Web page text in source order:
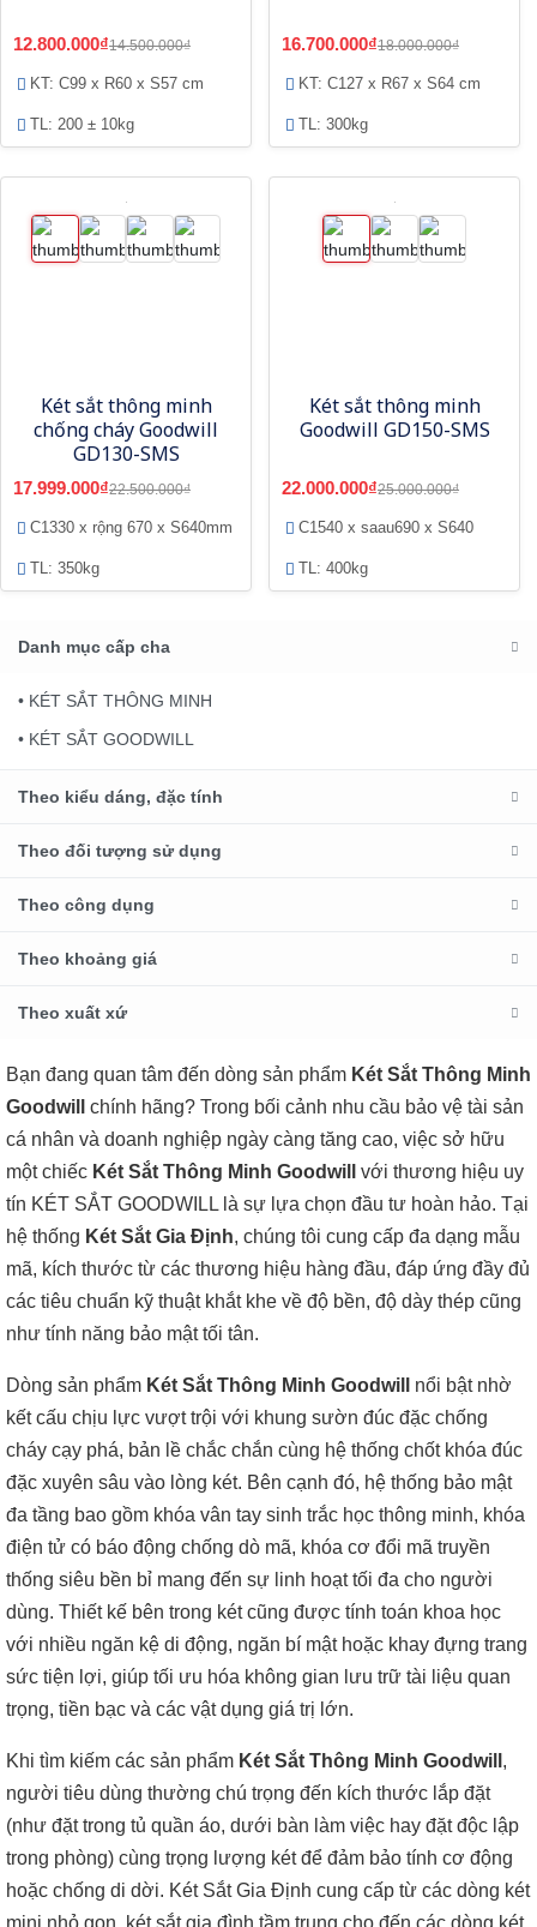
12.800.000₫14.500.000₫
KT: C99 x R60 x S57 cm
TL: 200 ± 10kg
16.700.000₫18.000.000₫
KT: C127 x R67 x S64 cm
TL: 300kg
Két sắt thông minh
chống cháy Goodwill
GD130-SMS
17.999.000₫22.500.000₫
C1330 x rộng 670 x S640mm
TL: 350kg
Két sắt thông minh
Goodwill GD150-SMS
22.000.000₫25.000.000₫
C1540 x saau690 x S640
TL: 400kg
Danh mục cấp cha
• KÉT SẮT THÔNG MINH
• KÉT SẮT GOODWILL
Theo kiểu dáng, đặc tính
Theo đối tượng sử dụng
Theo công dụng
Theo khoảng giá
Theo xuất xứ
Bạn đang quan tâm đến dòng sản phẩm Két Sắt Thông Minh
Goodwill
chính hãng? Trong bối cảnh nhu cầu bảo vệ tài sản
cá nhân và doanh nghiệp ngày càng tăng cao, việc sở hữu
một chiếc Két Sắt Thông Minh Goodwill
với thương hiệu uy
tín KÉT SẮT GOODWILL là sự lựa chọn đầu tư hoàn hảo. Tại
hệ thống Két Sắt Gia Định, chúng tôi cung cấp đa dạng mẫu
mã, kích thước từ các thương hiệu hàng đầu, đáp ứng đầy đủ
các tiêu chuẩn kỹ thuật khắt khe về độ bền, độ dày thép cũng
như tính năng bảo mật tối tân.
Dòng sản phẩm Két Sắt Thông Minh Goodwill
nổi bật nhờ
kết cấu chịu lực vượt trội với khung sườn đúc đặc chống
cháy cạy phá, bản lề chắc chắn cùng hệ thống chốt khóa đúc
đặc xuyên sâu vào lòng két. Bên cạnh đó, hệ thống bảo mật
đa tầng bao gồm khóa vân tay sinh trắc học thông minh, khóa
điện tử có báo động chống dò mã, khóa cơ đổi mã truyền
thống siêu bền bỉ mang đến sự linh hoạt tối đa cho người
dùng. Thiết kế bên trong két cũng được tính toán khoa học
với nhiều ngăn kệ di động, ngăn bí mật hoặc khay đựng trang
sức tiện lợi, giúp tối ưu hóa không gian lưu trữ tài liệu quan
trọng, tiền bạc và các vật dụng giá trị lớn.
Khi tìm kiếm các sản phẩm Két Sắt Thông Minh Goodwill ,
người tiêu dùng thường chú trọng đến kích thước lắp đặt
(như đặt trong tủ quần áo, dưới bàn làm việc hay đặt độc lập
trong phòng) cùng trọng lượng két để đảm bảo tính cơ động
hoặc chống di dời. Két Sắt Gia Định cung cấp từ các dòng két
mini nhỏ gọn, két sắt gia đình tầm trung cho đến các dòng két